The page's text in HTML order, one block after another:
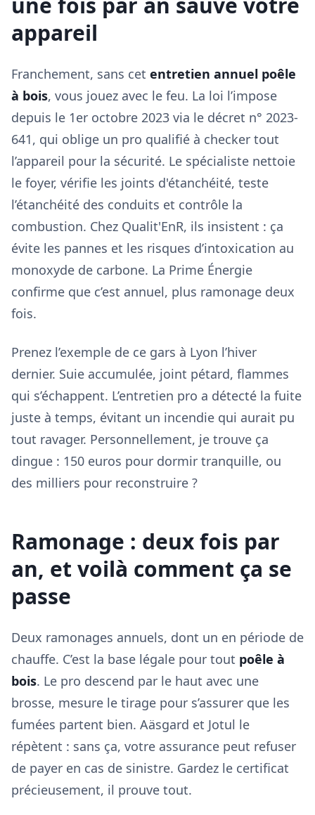
appareil
Franchement, sans cet entretien annuel poêle
à bois, vous jouez avec le feu. La loi l’impose
depuis le 1er octobre 2023 via le décret n° 2023-
641, qui oblige un pro qualifié à checker tout
l’appareil pour la sécurité. Le spécialiste nettoie
le foyer, vérifie les joints d'étanchéité, teste
l’étanchéité des conduits et contrôle la
combustion. Chez Qualit'EnR, ils insistent : ça
évite les pannes et les risques d’intoxication au
monoxyde de carbone. La Prime Énergie
confirme que c’est annuel, plus ramonage deux
fois.
Prenez l’exemple de ce gars à Lyon l’hiver
dernier. Suie accumulée, joint pétard, flammes
qui s’échappent. L’entretien pro a détecté la fuite
juste à temps, évitant un incendie qui aurait pu
tout ravager. Personnellement, je trouve ça
dingue : 150 euros pour dormir tranquille, ou
des milliers pour reconstruire ?
Ramonage : deux fois par
an, et voilà comment ça se
passe
Deux ramonages annuels, dont un en période de
chauffe. C’est la base légale pour tout poêle à
bois. Le pro descend par le haut avec une
brosse, mesure le tirage pour s’assurer que les
fumées partent bien. Aäsgard et Jotul le
répètent : sans ça, votre assurance peut refuser
de payer en cas de sinistre. Gardez le certificat
précieusement, il prouve tout.